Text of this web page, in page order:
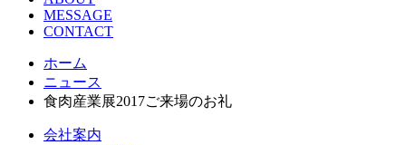
MESSAGE
CONTACT
ホーム
ニュース
食肉産業展2017ご来場のお礼
会社案内